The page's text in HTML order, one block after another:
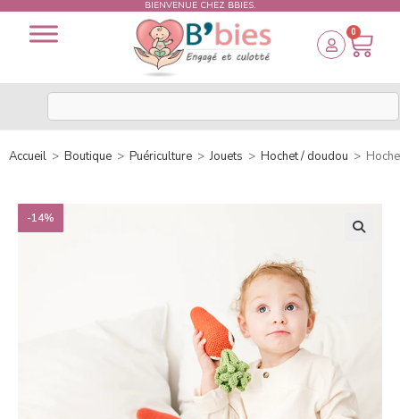
BIENVENUE CHEZ BBIES.
0
Accueil > Boutique > Puériculture > Jouets > Hochet / doudou >
-14%